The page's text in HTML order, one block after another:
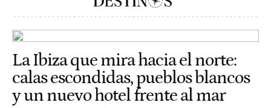
La Ibiza que mira hacia el norte:
calas escondidas, pueblos blancos
y un nuevo hotel frente al mar